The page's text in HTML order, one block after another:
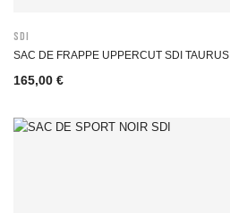
SDI
SAC DE FRAPPE UPPERCUT SDI TAURUS
165,00 €